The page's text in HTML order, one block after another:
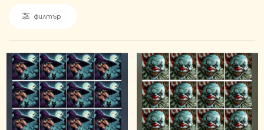
филтър